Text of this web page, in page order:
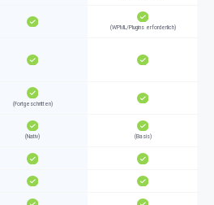
(WPML/Plugins erforderlich)
(Fortgeschritten)
(Nativ) (Basis)